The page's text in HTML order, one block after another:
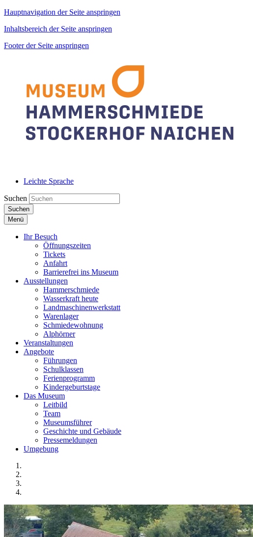
Hauptnavigation der Seite anspringen
Inhaltsbereich der Seite anspringen
Footer der Seite anspringen
Leichte Sprache
Suchen
Suchen
Menü
Ihr Besuch
Öffnungszeiten
Tickets
Anfahrt
Barrierefrei ins Museum
Ausstellungen
Hammerschmiede
Wasserkraft heute
Landmaschinenwerkstatt
Warenlager
Schmiedewohnung
Alphörner
Veranstaltungen
Angebote
Führungen
Schulklassen
Ferienprogramm
Kindergeburtstage
Das Museum
Leitbild
Team
Museumsführer
Geschichte und Gebäude
Pressemeldungen
Umgebung